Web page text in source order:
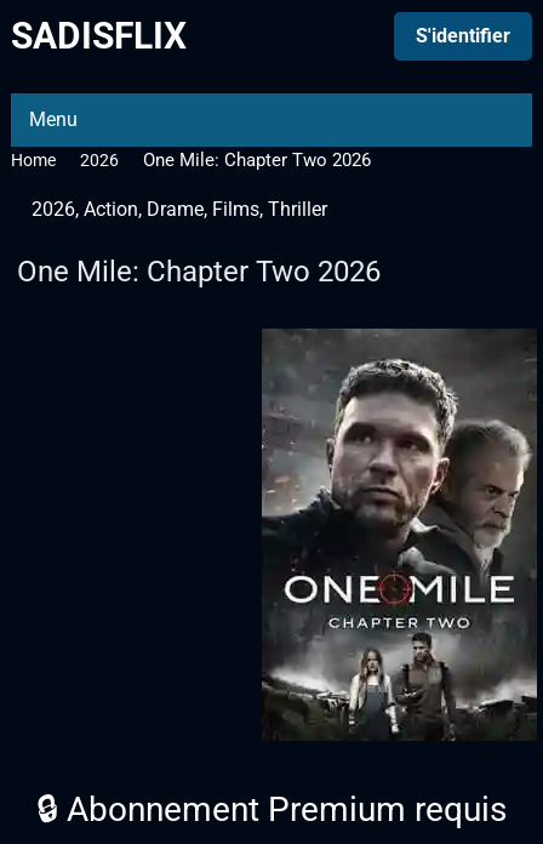
SADISFLIX S'identifier
Menu
Home 2026 One Mile: Chapter Two 2026
2026, Action, Drame, Films, Thriller
One Mile: Chapter Two 2026
🔒 Abonnement Premium requis